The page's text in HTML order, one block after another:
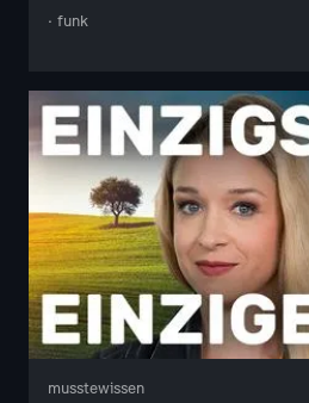
· funk
musstewissen